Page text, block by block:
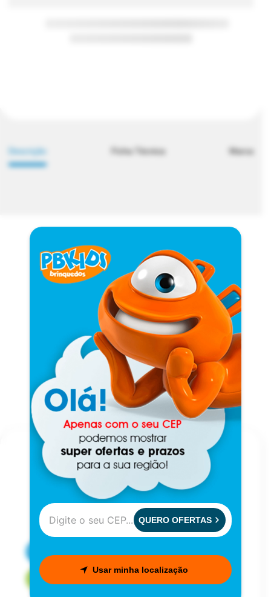
Descrição Ficha Técnica Marca
QUERO OFERTAS
Usar minha localização